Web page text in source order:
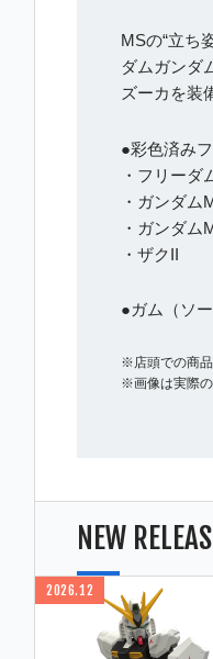
MSの“立ち
ダムガンダ
ズーカを装
●彩色済み
・フリーダ
・ガンダム
・ガンダム
・ザクII
●ガム（ソ
※店頭での商品
※画像は実際の
NEW
2026.12